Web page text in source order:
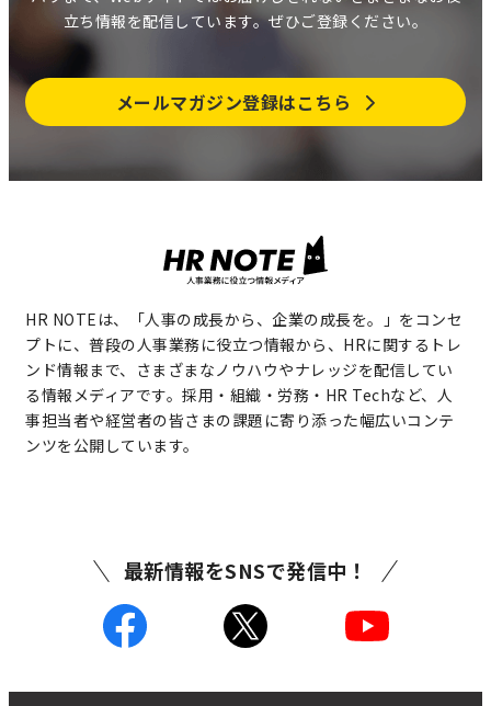
立ち情報を配信しています。ぜひご登録ください。
メールマガジン登録はこちら
HR NOTEは、「人事の成長から、企業の成長を。」をコンセ
プトに、普段の人事業務に役立つ情報から、HRに関するトレ
ンド情報まで、さまざまなノウハウやナレッジを配信してい
る情報メディアです。採用・組織・労務・HR Techなど、人
事担当者や経営者の皆さまの課題に寄り添った幅広いコンテ
ンツを公開しています。
最新情報をSNSで発信中！